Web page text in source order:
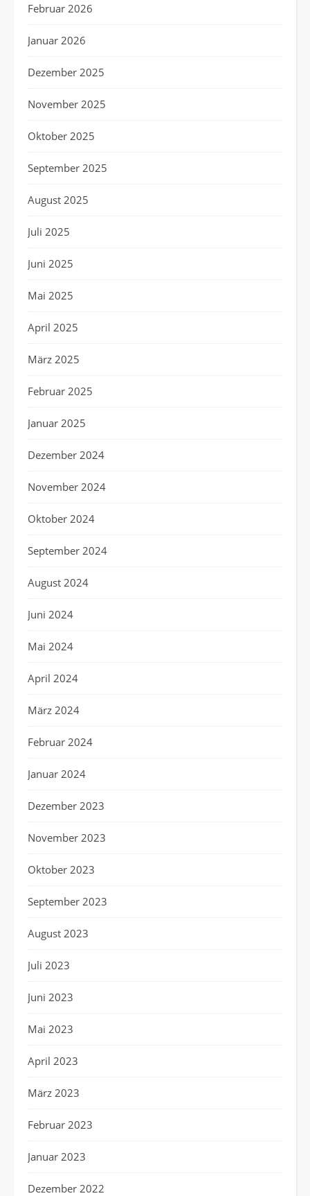
Februar 2026
Januar 2026
Dezember 2025
November 2025
Oktober 2025
September 2025
August 2025
Juli 2025
Juni 2025
Mai 2025
April 2025
März 2025
Februar 2025
Januar 2025
Dezember 2024
November 2024
Oktober 2024
September 2024
August 2024
Juni 2024
Mai 2024
April 2024
März 2024
Februar 2024
Januar 2024
Dezember 2023
November 2023
Oktober 2023
September 2023
August 2023
Juli 2023
Juni 2023
Mai 2023
April 2023
März 2023
Februar 2023
Januar 2023
Dezember 2022